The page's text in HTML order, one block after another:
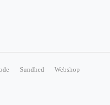
Sundhed
Webshop